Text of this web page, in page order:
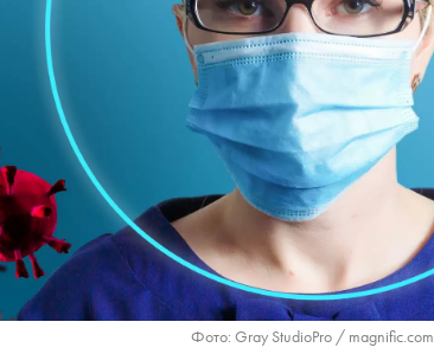
Фото: Gray StudioPro / magnific.com